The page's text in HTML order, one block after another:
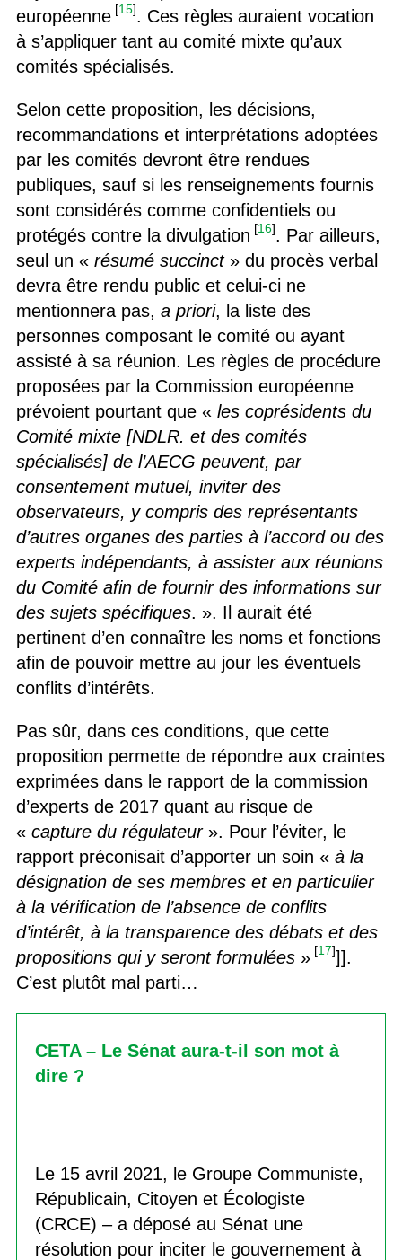
européenne [15]. Ces règles auraient vocation
à s’appliquer tant au comité mixte qu’aux
comités spécialisés.
Selon cette proposition, les décisions,
recommandations et interprétations adoptées
par les comités devront être rendues
publiques, sauf si les renseignements fournis
sont considérés comme confidentiels ou
protégés contre la divulgation [16]. Par ailleurs,
seul un « résumé succinct» du procès verbal
devra être rendu public et celui-ci ne
mentionnera pas, a priori, la liste des
personnes composant le comité ou ayant
assisté à sa réunion. Les règles de procédure
proposées par la Commission européenne
prévoient pourtant que « les coprésidents du
Comité mixte [NDLR. et des comités
spécialisés] de l’AECG peuvent, par
consentement mutuel, inviter des
observateurs, y compris des représentants
d’autres organes des parties à l’accord ou des
experts indépendants, à assister aux réunions
du Comité afin de fournir des informations sur
des sujets spécifiques. ». Il aurait été
pertinent d’en connaître les noms et fonctions
afin de pouvoir mettre au jour les éventuels
conflits d’intérêts.
Pas sûr, dans ces conditions, que cette
proposition permette de répondre aux craintes
exprimées dans le rapport de la commission
d’experts de 2017 quant au risque de
« capture du régulateur». Pour l’éviter, le
rapport préconisait d’apporter un soin « à la
désignation de ses membres et en particulier
à la vérification de l’absence de conflits
d’intérêt, à la transparence des débats et des
propositions qui y seront formulées» [17]]].
C’est plutôt mal parti…
CETA – Le Sénat aura-t-il son mot à
dire ?
Le 15 avril 2021, le Groupe Communiste,
Républicain, Citoyen et Écologiste
(CRCE) – a déposé au Sénat une
résolution pour inciter le gouvernement à